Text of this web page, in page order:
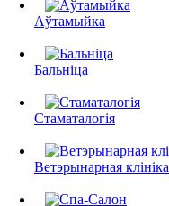
Аўтамыйка
Бальніца
Стаматалогія
Ветэрынарная клініка